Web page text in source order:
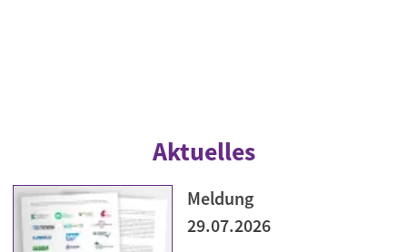
Aktuelles
Meldung
29.07.2026